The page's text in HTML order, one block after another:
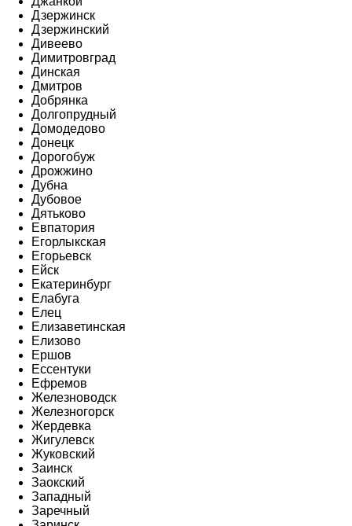
Дзержинск
Дзержинский
Дивеево
Димитровград
Динская
Дмитров
Добрянка
Долгопрудный
Домодедово
Донецк
Дорогобуж
Дрожжино
Дубна
Дубовое
Дятьково
Евпатория
Егорлыкская
Егорьевск
Ейск
Екатеринбург
Елабуга
Елец
Елизаветинская
Елизово
Ершов
Ессентуки
Ефремов
Железноводск
Железногорск
Жердевка
Жигулевск
Жуковский
Заинск
Заокский
Западный
Заречный